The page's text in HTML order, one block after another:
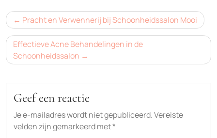
Bericht
navigatie
Pracht en Verwennerij bij Schoonheidssalon Mooi
Effectieve Acne Behandelingen in de
Schoonheidssalon
Geef een reactie
Je e-mailadres wordt niet gepubliceerd.Vereiste
velden zijn gemarkeerd met*